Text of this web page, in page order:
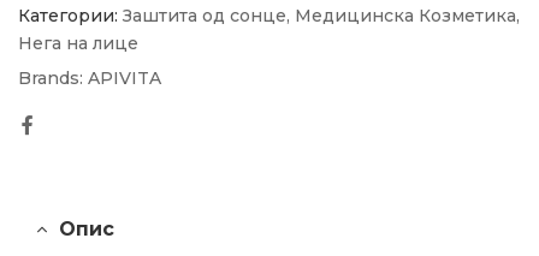
Категории: Заштита од сонце, Медицинска Козметика,
Нега на лице
Brands: APIVITA
Опис